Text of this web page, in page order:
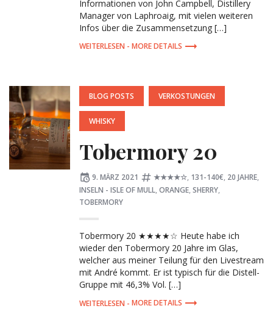
Informationen von John Campbell, Distillery
Manager von Laphroaig, mit vielen weiteren
Infos über die Zusammensetzung […]
MORE DETAILS
POSTED
IN:
BLOG POSTS VERKOSTUNGEN
WHISKY
Tobermory 20
Posted
on
9. MÄRZ 2021 Tagged:
★★★★☆, 131-140€, 20 JAHRE,
INSELN - ISLE OF MULL, ORANGE, SHERRY,
TOBERMORY
Tobermory 20 ★★★★☆ Heute habe ich
wieder den Tobermory 20 Jahre im Glas,
welcher aus meiner Teilung für den Livestream
mit André kommt. Er ist typisch für die Distell-
Gruppe mit 46,3% Vol. […]
MORE DETAILS